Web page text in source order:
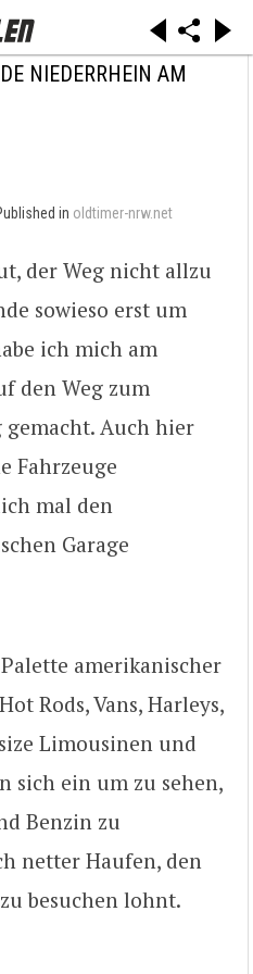
NIEDERRHEIN AM
in oldtimer-nrw.net
der Weg nicht allzu
sowieso erst um
ich mich am
den Weg zum
Auch hier
Fahrzeuge
mal den
Garage
amerikanischer
Rods, Vans, Harleys,
Limousinen und
sich ein um zu sehen,
Benzin zu
netter Haufen, den
besuchen lohnt.